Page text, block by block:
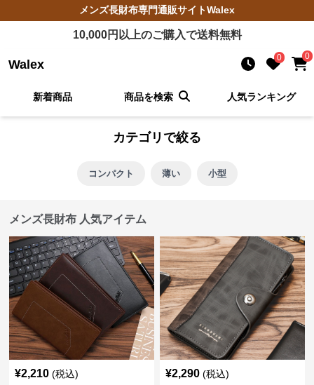
メンズ長財布専門通販サイトWalex
10,000円以上のご購入で送料無料
Walex 0 0
新着商品 商品を検索 人気ランキング
カテゴリで絞る
コンパクト 薄い 小型
メンズ長財布 人気アイテム
¥2,210 (税込) ¥2,290 (税込)